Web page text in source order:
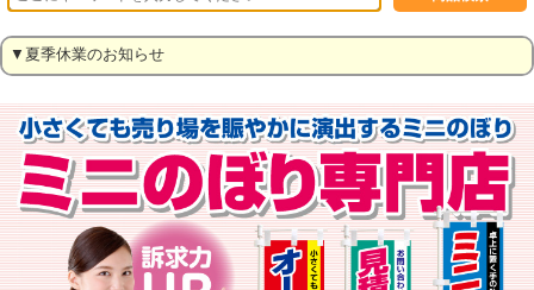
▼夏季休業のお知らせ